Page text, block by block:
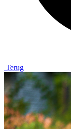
Terug